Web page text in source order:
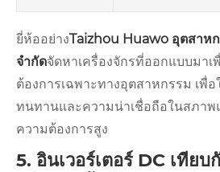
ยี่ห้ออย่างTaizhou Huawo อุตสาห
จำกัดจัดหาเครื่องจักรที่ออกแบบมา
ต้องการเฉพาะทางอุตสาหกรรม เพื่
ทนทานและความน่าเชื่อถือในสภา
ความต้องการสูง
5. อินเวอร์เตอร์ DC เทีย